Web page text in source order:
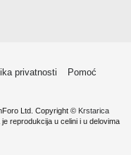
privatnosti
Pomoć
Ltd. Copyright © Krstarica
reprodukcija u celini i u delovima